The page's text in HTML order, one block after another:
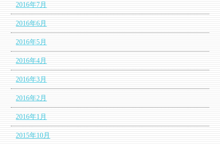
2016年7月
2016年6月
2016年5月
2016年4月
2016年3月
2016年2月
2016年1月
2015年10月